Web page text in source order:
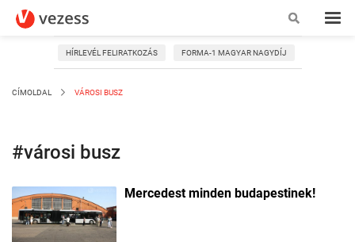
HÍRLEVÉL FELIRATKOZÁS FORMA-1 MAGYAR NAGYDÍJ
CÍMOLDAL VÁROSI BUSZ
#városi busz
Mercedest minden budapestinek!